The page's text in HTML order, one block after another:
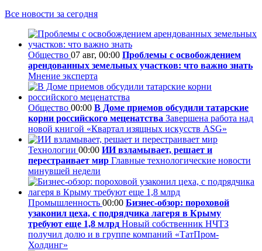
Все новости за сегодня
Общество 07 авг, 00:00 Проблемы с освобождением
арендованных земельных участков: что важно знать
Мнение эксперта
Общество 00:00 В Доме приемов обсудили татарские
корни российского меценатства Завершена работа над
новой книгой «Квартал изящных искусств ASG»
Технологии 00:00 ИИ взламывает, решает и
перестраивает мир Главные технологические новости
минувшей недели
Промышленность 00:00 Бизнес-обзор: пороховой
узаконил цеха, с подрядчика лагеря в Крыму
требуют еще 1,8 млрд Новый собственник НЧТЗ
получил долю и в группе компаний «ТатПром-
Холдинг»